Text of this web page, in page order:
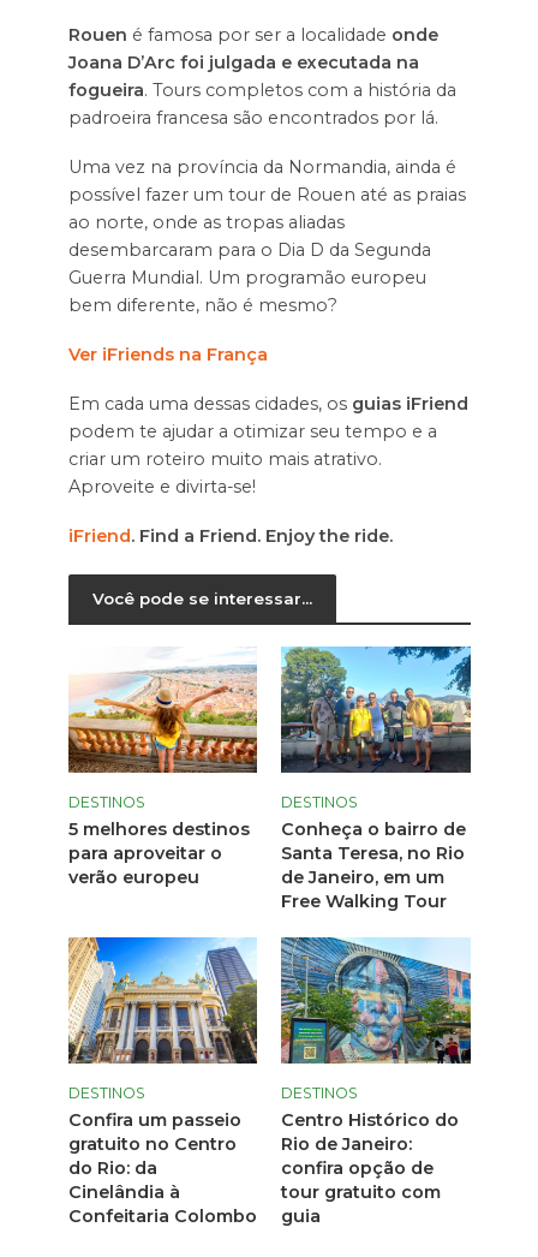
Rouen é famosa por ser a localidade onde
Joana D’Arc foi julgada e executada na
fogueira. Tours completos com a história da
padroeira francesa são encontrados por lá.
Uma vez na província da Normandia, ainda é
possível fazer um tour de Rouen até as praias
ao norte, onde as tropas aliadas
desembarcaram para o Dia D da Segunda
Guerra Mundial. Um programão europeu
bem diferente, não é mesmo?
Ver iFriends na França
Em cada uma dessas cidades, os guias iFriend
podem te ajudar a otimizar seu tempo e a
criar um roteiro muito mais atrativo.
Aproveite e divirta-se!
iFriend. Find a Friend. Enjoy the ride.
Você pode se interessar...
DESTINOS
5 melhores destinos
para aproveitar o
verão europeu
DESTINOS
Conheça o bairro de
Santa Teresa, no Rio
de Janeiro, em um
Free Walking Tour
DESTINOS
Confira um passeio
gratuito no Centro
do Rio: da
Cinelândia à
Confeitaria Colombo
DESTINOS
Centro Histórico do
Rio de Janeiro:
confira opção de
tour gratuito com
guia